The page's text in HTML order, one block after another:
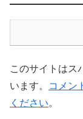
このサイトはス
います。
コメン
ください。